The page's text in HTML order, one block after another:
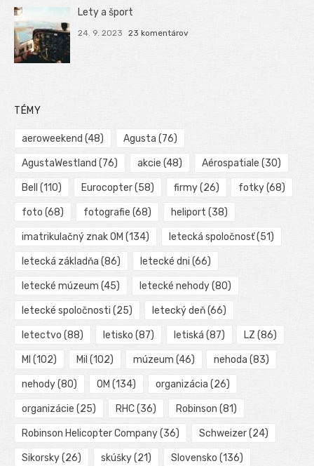
Lety a šport
24. 9. 2023 23 komentárov
TÉMY
aeroweekend (48) Agusta (76)
AgustaWestland (76) akcie (48) Aérospatiale (30)
Bell (110) Eurocopter(58) firmy(26) fotky(68)
foto (68) fotografie (68) heliport (38)
imatrikulačný znak OM (134) letecká spoločnosť(51)
letecká základňa (86) letecké dni (66)
letecké múzeum (45) letecké nehody(80)
letecké spoločnosti (25) letecký deň(66)
letectvo (88) letisko (87) letiská (87) LZ (86)
MI (102) Mil (102) múzeum (46) nehoda (83)
nehody(80) OM (134) organizácia (26)
organizácie (25) RHC(36) Robinson (81)
Robinson Helicopter Company(36) Schweizer(24)
Sikorsky(26) skúšky(21) Slovensko (136)